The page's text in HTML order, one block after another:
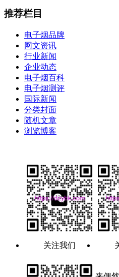
推荐栏目
电子烟品牌
网文资讯
行业新闻
企业动态
电子烟百科
电子烟测评
国际新闻
分类封面
随机文章
浏览博客
关注我们